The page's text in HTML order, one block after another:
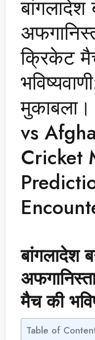
बांगलादेश
क्रिकेट
vs
Cricket
बांगलादेश
मैच की
Table of